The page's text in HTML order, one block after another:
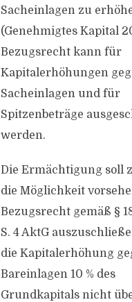
Sacheinlagen zu
(Genehmigtes Kapital
Bezugsrecht kann für
Kapitalerhöhungen
Sacheinlagen und für
Spitzenbeträge
werden.
Die Ermächtigung soll
die Möglichkeit
Bezugsrecht gemäß §
S. 4 AktG
die Kapitalerhöhung
Bareinlagen 10 % des
Grundkapitals nicht